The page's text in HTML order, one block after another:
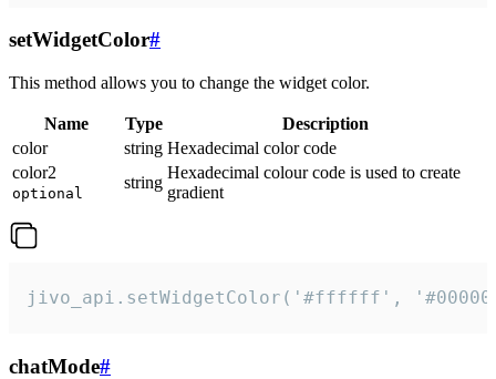
setWidgetColor#
This method allows you to change the widget color.
Name Type
Description
color
string Hexadecimal color code
color2
optional
string
Hexadecimal colour code is used to create
gradient
jivo_api.setWidgetColor('#ffffff',
chatMode#